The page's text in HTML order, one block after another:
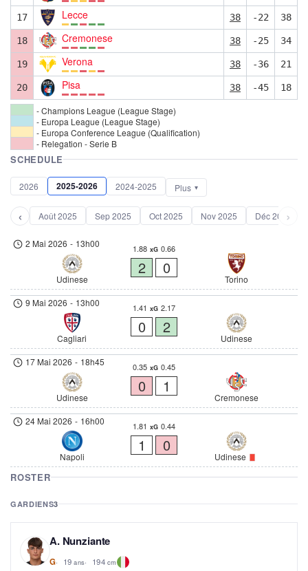
17 Lecce 38 -22 38
18 Cremonese 38 -25 34
19 Verona 38 -36 21
20 Pisa 38 -45 18
- Champions League (League Stage)
- Europa League (League Stage)
- Europa Conference League (Qualification)
- Relegation - Serie B
SCHEDULE
2026 2025-2026 2024-2025 Plus
‹ Août 2025 Sep 2025 Oct 2025 Nov 2025 Déc 2025›
2 Mai 2026 - 13h00
Udinese
1.88 xG 0.66
2 0
Torino
9 Mai 2026 - 13h00
Cagliari
1.41 xG 2.17
0 2
Udinese
17 Mai 2026 - 18h45
Udinese
0.35 xG 0.45
0 1
Cremonese
24 Mai 2026 - 16h00
Napoli
1.81 xG 0.44
1 0
Udinese
ROSTER
GARDIENS3
A. Nunziante
G 19 ans 194 cm